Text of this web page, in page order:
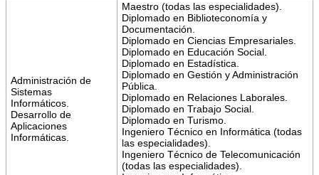
Administración de
Sistemas
Informáticos.
Desarrollo de
Aplicaciones
Informáticas.
Maestro (todas las especialidades).
Diplomado en Biblioteconomía y
Documentación.
Diplomado en Ciencias Empresariales.
Diplomado en Educación Social.
Diplomado en Estadística.
Diplomado en Gestión y Administración
Pública.
Diplomado en Relaciones Laborales.
Diplomado en Trabajo Social.
Diplomado en Turismo.
Ingeniero Técnico en Informática (todas
las especialidades).
Ingeniero Técnico de Telecomunicación
(todas las especialidades).